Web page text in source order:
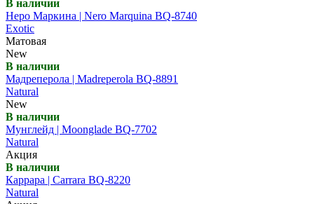
В наличии
Неро Маркина | Nero Marquina BQ-8740
Exotic
Матовая
New
В наличии
Мадреперола | Madreperola BQ-8891
Natural
New
В наличии
Мунглейд | Moonglade BQ-7702
Natural
Акция
В наличии
Каррара | Carrara BQ-8220
Natural